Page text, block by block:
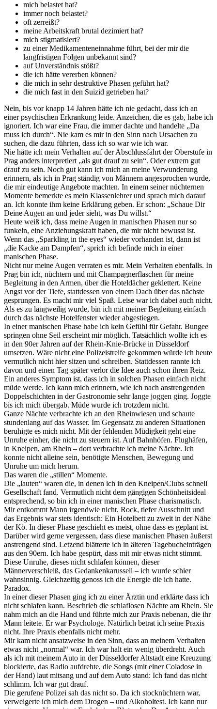
mich belastet hat?
immer noch belastet?
oft zerreißt?
meine Arbeitskraft brutal dezimiert hat?
mich stigmatisiert?
zu einer Medikamenteneinnahme führt, bei der mir die
langfristigen Folgen unbekannt sind?
auf Unverständnis stößt?
die ich hätte vererben können?
die mich in sehr destruktive Phasen geführt hat?
die mich fast in den Suizid getrieben hat?
Nein, bis vor knapp 14 Jahren hätte ich nie gedacht, dass ich an
einer psychischen Erkrankung leide. Anzeichen, die es gab, habe ich
ignoriert. Ich war eine Frau, die immer dachte und handelte „Da
muss ich durch“. Nie kam es mir in den Sinn nach Ursachen zu
suchen, die dazu führten, dass ich so war wie ich war.
Nie hätte ich mein Verhalten auf der Abschlussfahrt der Oberstufe in
Prag anders interpretiert „als gut drauf zu sein“. Oder extrem gut
drauf zu sein. Noch gut kann ich mich an meine Verwunderung
erinnern, als ich in Prag ständig von Männern angesprochen wurde,
die mir eindeutige Angebote machten. In einem seiner nüchternen
Momente bemerkte es mein Klassenlehrer und sprach mich darauf
an. Ich konnte ihm keine Erklärung geben. Er schon: „Schaue Dir
Deine Augen an und jeder sieht, was Du willst.“
Heute weiß ich, dass meine Augen in manischen Phasen nur so
funkeln, eine Anziehungskraft haben, die mir nicht bewusst ist.
Wenn das „Sparkling in the eyes“ wieder vorhanden ist, dann ist
„die Kacke am Dampfen“, sprich ich befinde mich in einer
manischen Phase.
Nicht nur meine Augen verraten es mir. Mein Verhalten ebenfalls. In
Prag bin ich, nüchtern und mit Champagnerflaschen für meine
Begleitung in den Armen, über die Hoteldächer geklettert. Keine
Angst vor der Tiefe, stattdessen von einem Dach über das nächste
gesprungen. Es macht mir viel Spaß. Leise war ich dabei auch nicht.
Als es zu langweilig wurde, bin ich mit meiner Begleitung einfach
durch das nächste Hotelfenster wieder abgestiegen.
In einer manischen Phase habe ich kein Gefühl für Gefahr. Bungee
springen ohne Seil erscheint mir möglich. Tatsächlich wollte ich es
in den 90er Jahren auf der Rhein-Knie-Brücke in Düsseldorf
umsetzen. Wäre nicht eine Polizeistreife gekommen würde ich heute
vermutlich nicht hier sitzen und schreiben. Stattdessen rannte ich
davon und einen Tag später verlor die Idee auch schon ihren Reiz.
Ein anderes Symptom ist, dass ich in solchen Phasen einfach nicht
müde werde. Ich kann mich erinnern, wie ich nach anstrengenden
Doppelschichten in der Gastronomie sehr lange joggen ging. Joggte
bis ich mich übergab. Müde wurde ich trotzdem nicht.
Ganze Nächte verbrachte ich an den Rheinwiesen und schaute
stundenlang auf das Wasser. Im Gegensatz zu anderen Situationen
beruhigte es mich nicht. Mit der fehlenden Müdigkeit geht eine
Unruhe einher, die nicht zu steuern ist. Auf Bahnhöfen. Flughäfen,
in Kneipen, am Rhein – dort verbrachte ich meine Nächte. Ich
konnte nicht alleine sein, benötigte Menschen, Bewegung und
Unruhe um mich herum.
Das waren die „stillen“ Momente.
Die „lauten“ waren die, in denen ich in den Kneipen/Clubs schnell
Gesellschaft fand. Vermutlich nicht dem gängigen Schönheitsideal
entsprechend, so bin ich in einer manischen Phase charismatisch.
Mir entkommt Mann irgendwie nicht. Rock, tiefer Ausschnitt und
das Ergebnis war stets identisch: Ein Hotelbett zu zweit in der Nähe
der Kö. In dieser Phase geschieht es meist, ohne dass es geplant ist.
Darüber wird gerne vergessen, dass diese manischen Phasen äußerst
anstrengend sind. Letzend blätterte ich in älteren Tagebucheinträgen
aus den 90ern. Ich habe gespürt, dass mit mir etwas nicht stimmt.
Diese Unruhe, dieses nicht schlafen können, dieser
Männerverschleiß, das Gedankenkarussell – ich wurde schier
wahnsinnig. Gleichzeitig genoss ich die Energie die ich hatte.
Paradox.
In einer dieser Phasen ging ich zu einer Ärztin und erklärte dass ich
nicht schlafen kann. Beschrieb die schlaflosen Nächte am Rhein. Sie
nahm mich an die Hand und führte mich zur Praxis nebenan, die ihr
Mann leitete. Er war Psychologe. Natürlich betrat ich seine Praxis
nicht. Ihre Praxis ebenfalls nicht mehr.
Mir kam nicht ansatzweise in den Sinn, dass an meinem Verhalten
etwas nicht „normal“ war. Ich war halt ein wenig überdreht. Auch
als ich mit meinem Auto in der Düsseldorfer Altstadt eine Kreuzung
blockierte, das Radio aufdrehte, die Songs (mit einer Coladose in
der Hand) laut mitsang und auf dem Auto stand: Ich fand das nicht
schlimm. Ich war gut drauf.
Die gerufene Polizei sah das nicht so. Da ich stocknüchtern war,
verweigerte ich mich dem Drogen – und Alkoholtest. Ich kann nur